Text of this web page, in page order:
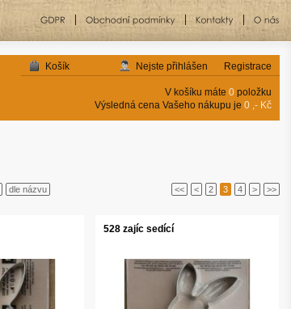
Registrace
Nejste přihlášen
Košík
V košíku máte 0 položku
Výsledná cena Vašeho nákupu je 0 ,- Kč
<< < 2 3 4 > >>
dle názvu
528 zajíc sedící